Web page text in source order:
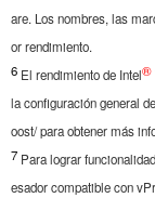
are. Los nombres, las
or rendimiento.
6 El rendimiento de Intel®
la configuración general
oost/ para obtener más
7 Para lograr
esador compatible con